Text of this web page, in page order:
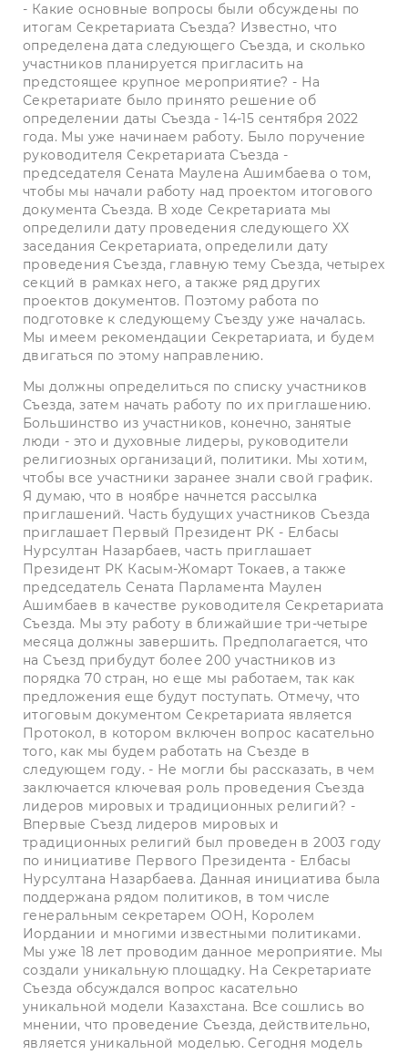
- Какие основные вопросы были обсуждены по
итогам Секретариата Съезда? Известно, что
определена дата следующего Съезда, и сколько
участников планируется пригласить на
предстоящее крупное мероприятие? - На
Секретариате было принято решение об
определении даты Съезда - 14-15 сентября 2022
года. Мы уже начинаем работу. Было поручение
руководителя Секретариата Съезда -
председателя Сената Маулена Ашимбаева о том,
чтобы мы начали работу над проектом итогового
документа Съезда. В ходе Секретариата мы
определили дату проведения следующего XX
заседания Секретариата, определили дату
проведения Съезда, главную тему Съезда, четырех
секций в рамках него, а также ряд других
проектов документов. Поэтому работа по
подготовке к следующему Съезду уже началась.
Мы имеем рекомендации Секретариата, и будем
двигаться по этому направлению.
Мы должны определиться по списку участников
Съезда, затем начать работу по их приглашению.
Большинство из участников, конечно, занятые
люди - это и духовные лидеры, руководители
религиозных организаций, политики. Мы хотим,
чтобы все участники заранее знали свой график.
Я думаю, что в ноябре начнется рассылка
приглашений. Часть будущих участников Съезда
приглашает Первый Президент РК - Елбасы
Нурсултан Назарбаев, часть приглашает
Президент РК Касым-Жомарт Токаев, а также
председатель Сената Парламента Маулен
Ашимбаев в качестве руководителя Секретариата
Съезда. Мы эту работу в ближайшие три-четыре
месяца должны завершить. Предполагается, что
на Съезд прибудут более 200 участников из
порядка 70 стран, но еще мы работаем, так как
предложения еще будут поступать. Отмечу, что
итоговым документом Секретариата является
Протокол, в котором включен вопрос касательно
того, как мы будем работать на Съезде в
следующем году. - Не могли бы рассказать, в чем
заключается ключевая роль проведения Съезда
лидеров мировых и традиционных религий? -
Впервые Съезд лидеров мировых и
традиционных религий был проведен в 2003 году
по инициативе Первого Президента - Елбасы
Нурсултана Назарбаева. Данная инициатива была
поддержана рядом политиков, в том числе
генеральным секретарем ООН, Королем
Иордании и многими известными политиками.
Мы уже 18 лет проводим данное мероприятие. Мы
создали уникальную площадку. На Секретариате
Съезда обсуждался вопрос касательно
уникальной модели Казахстана. Все сошлись во
мнении, что проведение Съезда, действительно,
является уникальной моделью. Сегодня модель